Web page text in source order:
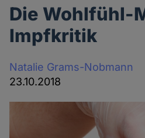
Die Wohlfühl-
Impfkritik
Natalie Grams-Nobmann
23.10.2018